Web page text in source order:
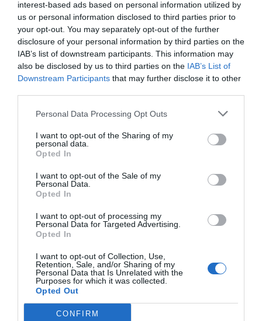
interest-based ads based on personal information utilized by
us or personal information disclosed to third parties prior to
your opt-out. You may separately opt-out of the further
disclosure of your personal information by third parties on the
IAB’s list of downstream participants. This information may
also be disclosed by us to third parties on the IAB’s List of
Downstream Participants that may further disclose it to other
Personal Data Processing Opt Outs
I want to opt-out of the Sharing of my
personal data.
Opted In
I want to opt-out of the Sale of my
Personal Data.
Opted In
I want to opt-out of processing my
Personal Data for Targeted Advertising.
Opted In
I want to opt-out of Collection, Use,
Retention, Sale, and/or Sharing of my
Personal Data that Is Unrelated with the
Purposes for which it was collected.
Opted Out
CONFIRM
Índex2P
CaixaBank
UD Las Palmas
Añadir2Playbookcomo fuente preferida de Google
de forma gratuita
Mantente informado con las últimas noticias de actualidad.
ACTIVAR AHORA
Publicidad